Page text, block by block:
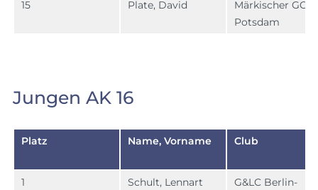
15 Plate, David
Märkischer GC
Potsdam
Jungen AK 16
Platz Name, Vorname Club
1 Schult, Lennart
G&LC Berlin-